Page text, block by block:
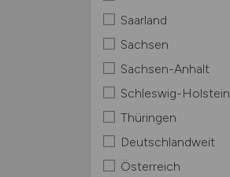
Saarland
Sachsen
Sachsen-Anhalt
Schleswig-Holstein
Thüringen
Deutschlandweit
Österreich